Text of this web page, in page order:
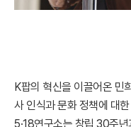
K팝의 혁신을 이끌어온 민
사 인식과 문화 정책에 대
5·18연구소는 창립 30주